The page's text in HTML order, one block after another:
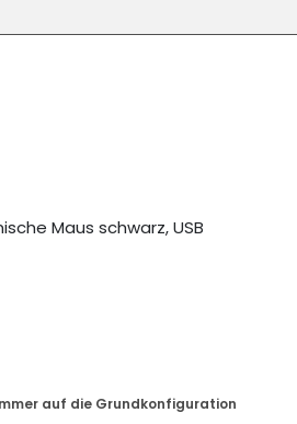
Maus schwarz, USB